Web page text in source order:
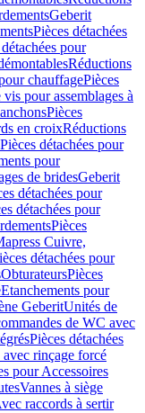
Geberit
Pièces détachées
pour
Réductions
chauffagePièces
vis pour assemblages à
Pièces
en croixRéductions
Pièces détachées pour
pour
de bridesGeberit
détachées pour
détachées pour
Pièces
Cuivre,
détachées pour
ObturateursPièces
Etanchements pour
GeberitUnités de
de WC avec
Pièces détachées
avec rinçage forcé
pour Accessoires
Vannes à siège
raccords à sertir